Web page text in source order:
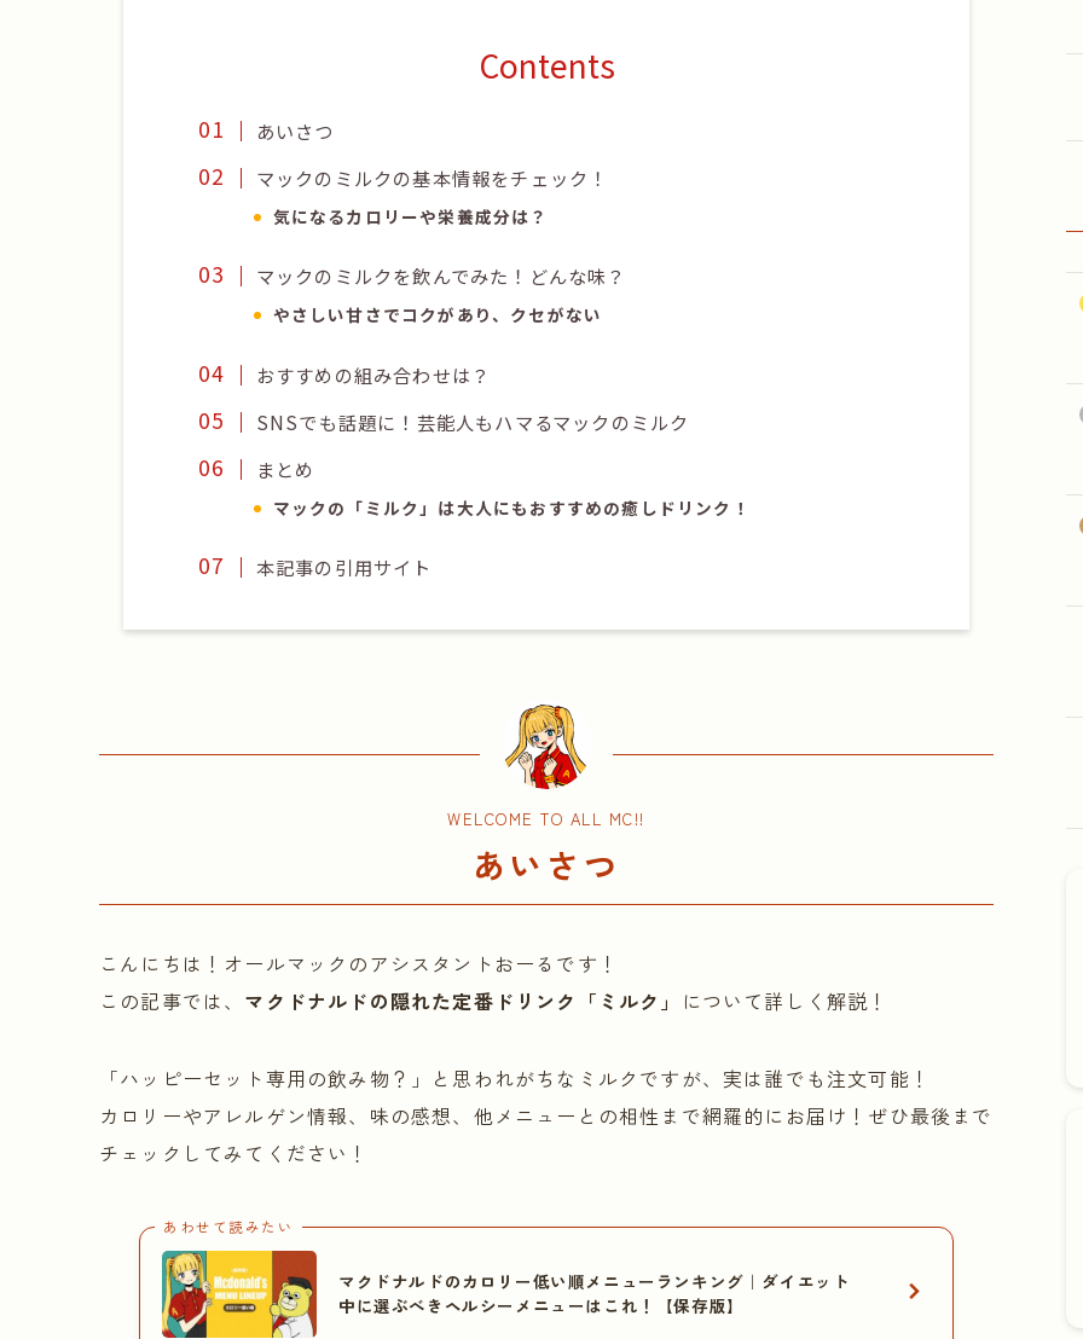
Contents
あいさつ
マックのミルクの基本情報をチェック！
気になるカロリーや栄養成分は？
マックのミルクを飲んでみた！どんな味？
やさしい甘さでコクがあり、クセがない
おすすめの組み合わせは？
SNSでも話題に！芸能人もハマるマックのミルク
まとめ
マックの「ミルク」は大人にもおすすめの癒しドリンク！
本記事の引用サイト
WELCOME TO ALL MC!!
あいさつ
こんにちは！オールマックのアシスタントおーるです！
この記事では、 マクドナルドの隠れた定番ドリンク「ミルク」 について詳しく解説！
「ハッピーセット専用の飲み物？」と思われがちなミルクですが、実は誰でも注文可能！
カロリーやアレルゲン情報、味の感想、他メニューとの相性まで網羅的にお届け！ぜひ最後まで
チェックしてみてください！
あわせて読みたい
マクドナルドのカロリー低い順メニューランキング｜ダイエット
中に選ぶべきヘルシーメニューはこれ！【保存版】